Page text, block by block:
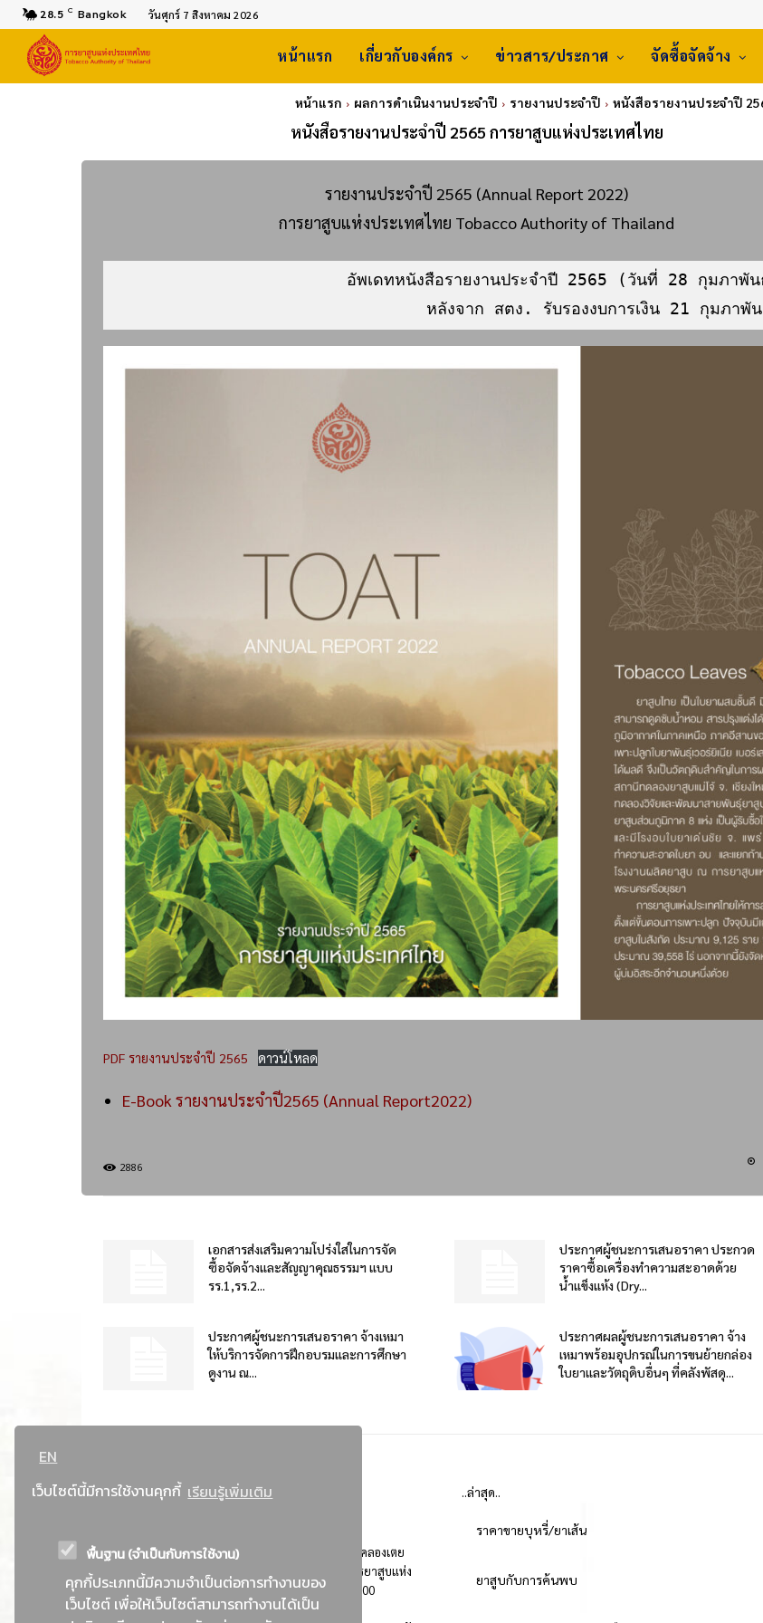
EN
เว็บไซต์นี้มีการใช้งานคุกกี้ เรียนรู้เพิ่มเติม
พื้นฐาน (จำเป็นกับการใช้งาน)
คุกกี้ประเภทนี้มีความจำเป็นต่อการทำงานของ
เว็บไซต์ เพื่อให้เว็บไซต์สามารถทำงานได้เป็น
28.5 C Bangkok วันศุกร์ 7 สิงหาคม 2026
หน้าแรก เกี่ยวกับองค์กร ข่าวสาร/ประกาศ จัดซื้อจัดจ้าง
หน้าแรก ผลการดำเนินงานประจำปี รายงานประจำปี หนังสือรายงานประจำปี
หนังสือรายงานประจำปี 2565 การยาสูบแห่งประเทศไทย
รายงานประจําปี 2565 (Annual Report 2022)
การยาสูบแห่งประเทศไทย Tobacco Authority of Thailand
หลังจาก สตง. รับรองงบการเงิน 21
PDF รายงานประจำปี 2565 ดาวน์โหลด
E-Book รายงานประจำปี2565 (Annual Report2022)
2886
เอกสารส่งเสริมความโปร่งใสในการจัด
ซื้อจัดจ้างและสัญญาคุณธรรมฯ แบบ
รร.1,รร.2...
ประกาศผู้ชนะการเสนอราคา ประกวด
ราคาซื้อเครื่องทำความสะอาดด้วย
น้ำแข็งแห้ง (Dry...
ประกาศผู้ชนะการเสนอราคา จ้างเหมา
ให้บริการจัดการฝึกอบรมและการศึกษา
ดูงาน ณ...
ประกาศผลผู้ชนะการเสนอราคา จ้าง
เหมาพร้อมอุปกรณ์ในการขนย้ายกล่อง
ใบยาและวัตถุดิบอื่นๆ ที่คลังพัสดุ...
ที่อยู่ : 184 ถนนพระรามที่ 4 แขวงคลองเตย เขตคลองเตย
กรุงเทพมหานคร 10110 ติดต่อประชาสัมพันธ์ การยาสูบแห่ง
ประเทศไทย Call center โทร. 0-2229-1000
..ล่าสุด..
ราคาขายบุหรี่/ยาเส้น
ยาสูบกับการค้นพบ